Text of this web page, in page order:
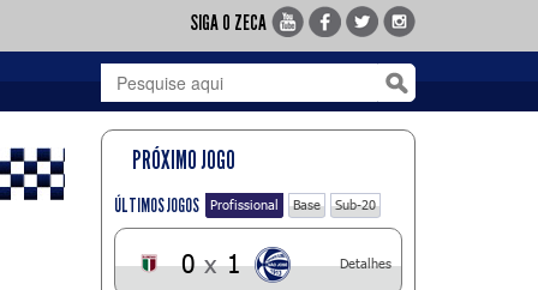
SIGA O ZECA
PRÓXIMO JOGO
ÚLTIMOS JOGOS Profissional Base Sub-20
0 x 1 Detalhes